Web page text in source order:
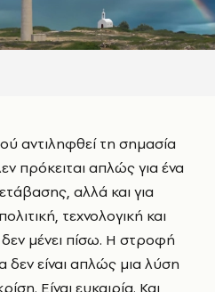
πρόκειται απλώς για ένα
αλλά και για
τεχνολογική και
μένει πίσω. Η στροφή
δεν είναι απλώς μια λύση
Είναι ευκαιρία. Και